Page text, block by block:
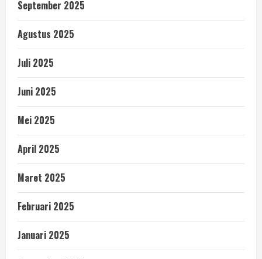
September 2025
Agustus 2025
Juli 2025
Juni 2025
Mei 2025
April 2025
Maret 2025
Februari 2025
Januari 2025